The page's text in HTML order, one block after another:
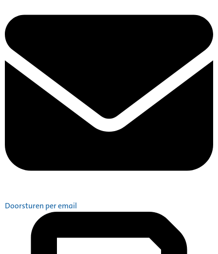
Doorsturen per email